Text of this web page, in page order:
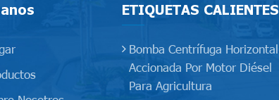
ETIQUETAS CALIENTES
Bomba Centrífuga Horizontal
Accionada Por Motor Diésel
Para Agricultura